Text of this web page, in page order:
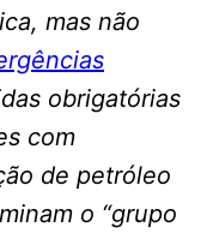
mas não
obrigatórias
com
de petróleo
o “grupo